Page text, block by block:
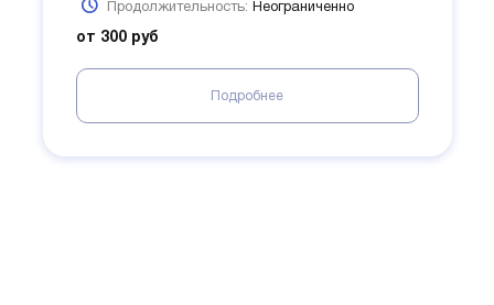
Продолжительность: Неограниченно
от 300 руб
Подробнее